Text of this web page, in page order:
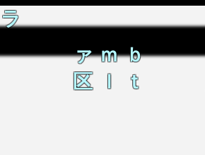
ラ
ァｍｂ
区ｌｔ